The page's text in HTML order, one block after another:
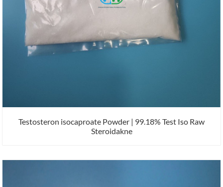
Testosteron isocaproate Powder | 99.18% Test Iso Raw
Steroidakne